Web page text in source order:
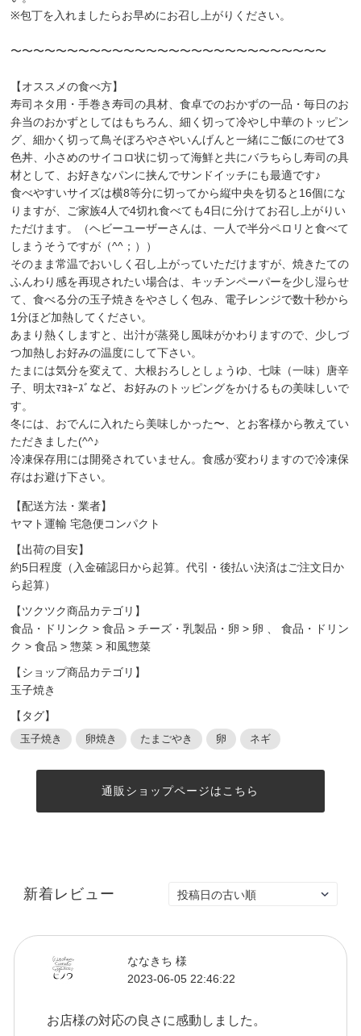
※包丁を入れましたらお早めにお召し上がりください。
〜〜〜〜〜〜〜〜〜〜〜〜〜〜〜〜〜〜〜〜〜〜〜〜〜〜〜〜
【オススメの食べ方】
寿司ネタ用・手巻き寿司の具材、食卓でのおかずの一品・毎日のお
弁当のおかずとしてはもちろん、細く切って冷やし中華のトッピン
グ、細かく切って鳥そぼろやさやいんげんと一緒にご飯にのせて3
色丼、小さめのサイコロ状に切って海鮮と共にバラちらし寿司の具
材として、お好きなパンに挟んでサンドイッチにも最適です♪
食べやすいサイズは横8等分に切ってから縦中央を切ると16個にな
りますが、ご家族4人で4切れ食べても4日に分けてお召し上がりい
ただけます。（ヘビーユーザーさんは、一人で半分ペロリと食べて
しまうそうですが（^^；））
そのまま常温でおいしく召し上がっていただけますが、焼きたての
ふんわり感を再現されたい場合は、キッチンペーパーを少し湿らせ
て、食べる分の玉子焼きをやさしく包み、電子レンジで数十秒から
1分ほど加熱してください。
あまり熱くしますと、出汁が蒸発し風味がかわりますので、少しづ
つ加熱しお好みの温度にして下さい。
たまには気分を変えて、大根おろしとしょうゆ、七味（一味）唐辛
子、明太ﾏﾖﾈｰｽﾞなど、お好みのトッピングをかけるもの美味しいで
す。
冬には、おでんに入れたら美味しかった〜、とお客様から教えてい
ただきました(^^♪
冷凍保存用には開発されていません。食感が変わりますので冷凍保
存はお避け下さい。
【配送方法・業者】
ヤマト運輸 宅急便コンパクト
【出荷の目安】
約5日程度（入金確認日から起算。代引・後払い決済はご注文日か
ら起算）
【ツクツク商品カテゴリ】
食品・ドリンク >食品 >チーズ・乳製品・卵 > 卵 、食品・ドリン
ク >食品 >惣菜 >和風惣菜
【ショップ商品カテゴリ】
玉子焼き
【タグ】
玉子焼き 卵焼き たまごやき 卵 ネギ
通販ショップページはこちら
新着レビュー
ななきち 様
2023-06-05 22:46:22
お店様の対応の良さに感動しました。